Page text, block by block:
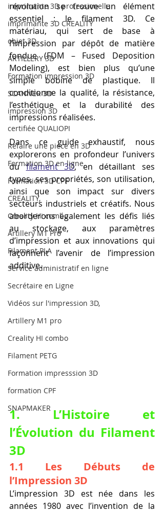
imprimante 3D professionelle
imprimante 3D CREALITY
objet 3D
ARTILLERY 3D
Formation impression 3D
SCANNER 3D
impression 3D
certifiée QUALIOPI
Refaire une piece en 3D
Formation 3D en ligne.
Formation 3D CPF
CREALITY,
Creality Hi combo
Artillery M1 Pro
Filament PLA
Service administratif en ligne
Secrétaire en Ligne
Vidéos sur l'impression 3D,
Artillery M1 pro
Creality HI combo
Filament PETG
Formation impresssion 3D
formation CPF
SNAPMAKER
révolution se trouve un élément
essentiel : le filament 3D. Ce
matériau, qui sert de base à
l’impression par dépôt de matière
fondue (FDM – Fused Deposition
Modeling), est bien plus qu’une
simple bobine de plastique. Il
conditionne la qualité, la résistance,
l’esthétique et la durabilité des
impressions réalisées.
Dans ce guide exhaustif, nous
explorerons en profondeur l’univers
du filament 3D, en détaillant ses
types, ses propriétés, son utilisation,
ainsi que son impact sur divers
secteurs industriels et créatifs. Nous
aborderons également les défis liés
au stockage, aux paramètres
d’impression et aux innovations qui
façonnent l’avenir de l’impression
additive.
1. L’Histoire et
l’Évolution du Filament
3D
1.1 Les Débuts de
l’Impression 3D
L’impression 3D est née dans les
années 1980 avec l’invention de la